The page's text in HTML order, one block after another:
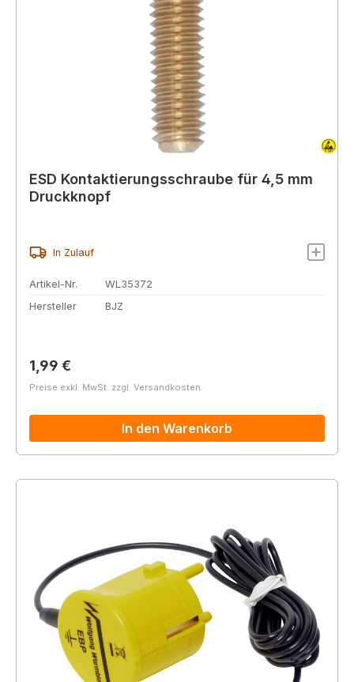
ESD Kontaktierungsschraube für 4,5 mm
Druckknopf
In Zulauf
Artikel-Nr.
WL35372
Hersteller
BJZ
Regulärer Preis:
1,99 €
Preise exkl. MwSt. zzgl. Versandkosten
In den Warenkorb